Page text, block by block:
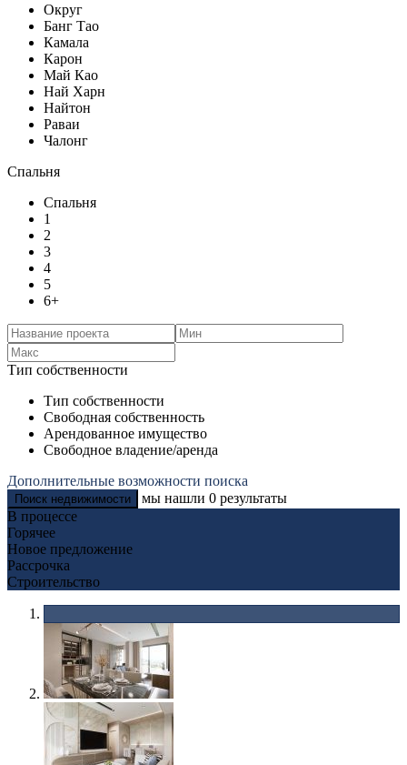
Округ
Банг Тао
Камала
Карон
Май Као
Най Харн
Найтон
Раваи
Чалонг
Спальня
Спальня
1
2
3
4
5
6+
Тип собственности
Тип собственности
Свободная собственность
Арендованное имущество
Свободное владение/аренда
Дополнительные возможности поиска
Поиск недвижимости мы нашли 0 результаты
В процессе
Горячее
Новое предложение
Рассрочка
Строительство